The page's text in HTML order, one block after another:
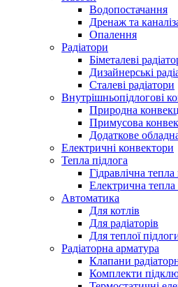
Водопостачання
Дренаж та
Опалення
Радіатори
Біметалеві
Дизайнерські
Сталеві радіатори
Внутрішньопідлогові
Природна
Примусова
Додаткове
Електричні конвектори
Тепла підлога
Гідравлічна тепла
Електрична тепла
Автоматика
Для котлів
Для радіаторів
Для теплої
Радіаторна арматура
Клапани
Комплекти